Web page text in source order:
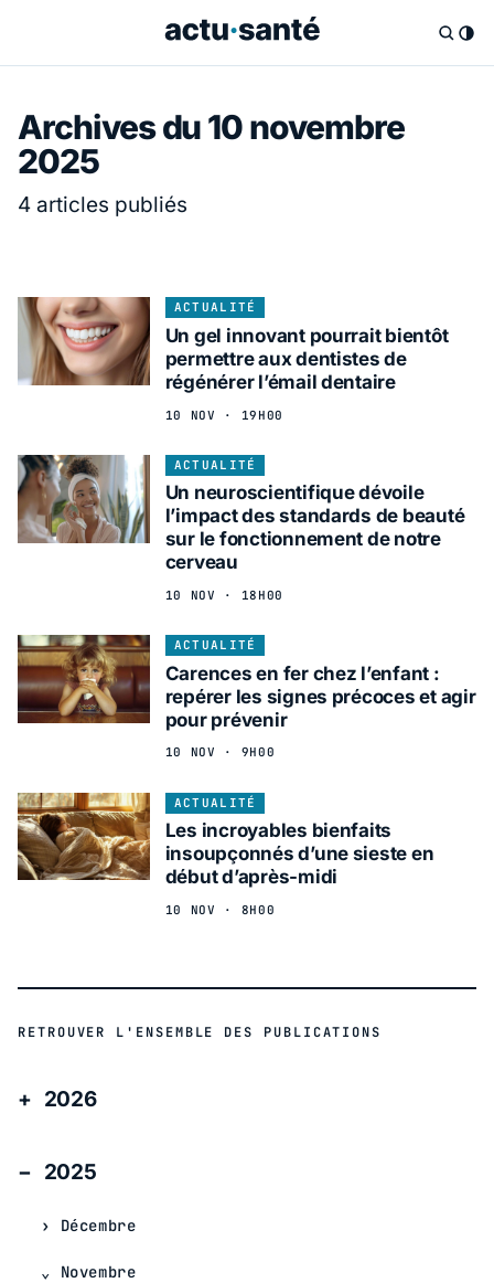
Archives du 10 novembre
2025
4 articles publiés
ACTUALITÉ
Un gel innovant pourrait bientôt
permettre aux dentistes de
régénérer l’émail dentaire
10 NOV · 19H00
ACTUALITÉ
Un neuroscientifique dévoile
l’impact des standards de beauté
sur le fonctionnement de notre
cerveau
10 NOV · 18H00
ACTUALITÉ
Carences en fer chez l’enfant :
repérer les signes précoces et agir
pour prévenir
10 NOV · 9H00
ACTUALITÉ
Les incroyables bienfaits
insoupçonnés d’une sieste en
début d’après-midi
10 NOV · 8H00
RETROUVER L'ENSEMBLE DES PUBLICATIONS
2026
2025
Décembre
Novembre